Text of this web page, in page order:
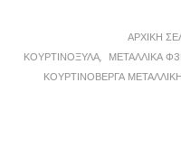
ΑΡΧΙΚΉ
ΚΟΥΡΤΙΝΌΞΥΛΑ, ΜΕΤΑΛΛΙΚΆ
ΚΟΥΡΤΙΝΌΒΕΡΓΑ